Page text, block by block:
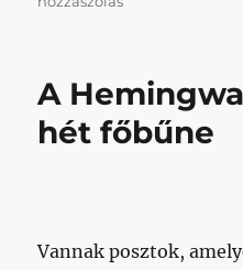
című
bejegyzéshez
A
hét főbűne
Vannak posztok,